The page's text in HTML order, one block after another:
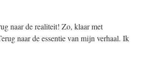
naar de realiteit! Zo, klaar met
naar de essentie van mijn verhaal. Ik